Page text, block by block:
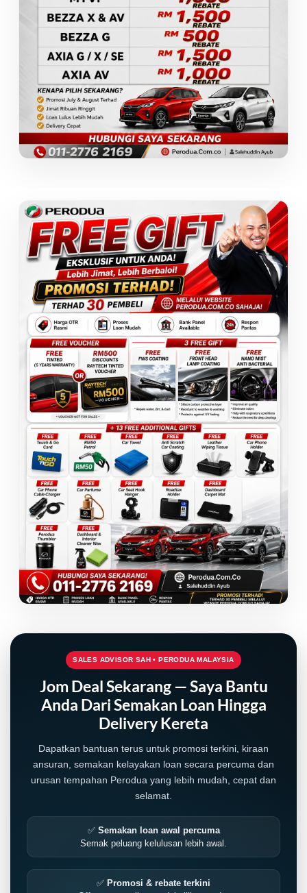
SALES ADVISOR SAH • PERODUA MALAYSIA
Jom Deal Sekarang — Saya Bantu
Anda Dari Semakan Loan Hingga
Delivery Kereta
Dapatkan bantuan terus untuk promosi terkini, kiraan
ansuran, semakan kelayakan loan secara percuma dan
urusan tempahan Perodua yang lebih mudah, cepat dan
selamat.
✅ Semakan loan awal percuma
Semak peluang kelulusan lebih awal.
✅ Promosi & rebate terkini